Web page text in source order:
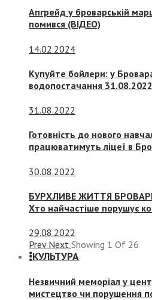
Апгрейд у броварській
помився (ВІДЕО)
14.02.2024
Купуйте бойлери: у
водопостачання
31.08.2022
Готовність до нового
працюватимуть ліцеї в
30.08.2022
БУРХЛИВЕ ЖИТТЯ
Хто найчастіше порушує
29.08.2022
Prev Next Showing 1 Of 26
КУЛЬТУРА
Незвичний меморіал у
мистецтво чи порушення